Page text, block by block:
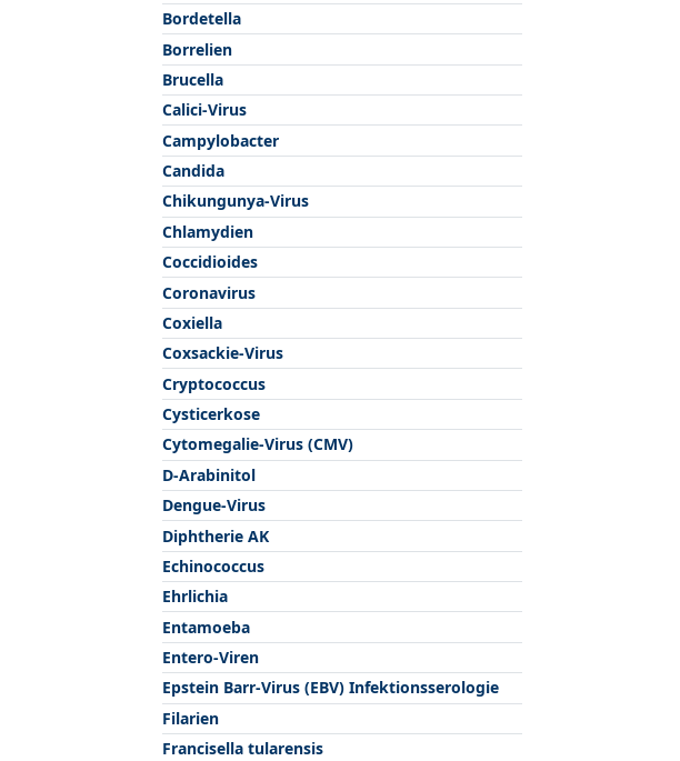
Bordetella
Borrelien
Brucella
Calici-Virus
Campylobacter
Candida
Chikungunya-Virus
Chlamydien
Coccidioides
Coronavirus
Coxiella
Coxsackie-Virus
Cryptococcus
Cysticerkose
Cytomegalie-Virus (CMV)
D-Arabinitol
Dengue-Virus
Diphtherie AK
Echinococcus
Ehrlichia
Entamoeba
Entero-Viren
Epstein Barr-Virus (EBV) Infektionsserologie
Filarien
Francisella tularensis